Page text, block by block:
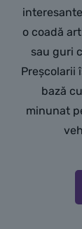
o coadă
sau guri
Preșcolarii
bază
minunat